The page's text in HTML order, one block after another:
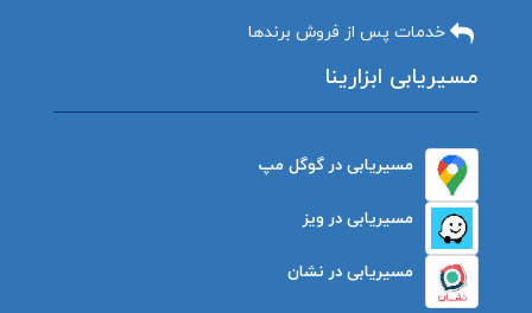
خدمات پس از فروش برندها
مسیریابی ابزارینا
مسیریابی در گوگل مپ
مسیریابی در ویز
مسیریابی در نشان